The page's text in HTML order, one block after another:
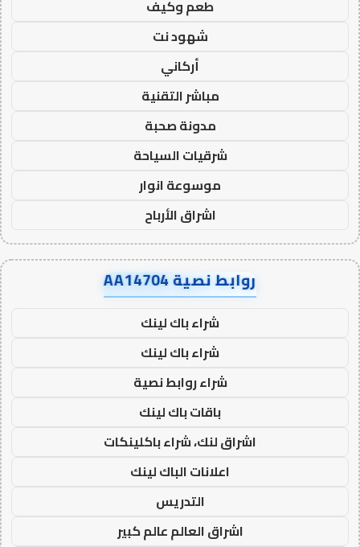
طعم وكيف
شهود نت
أركاني
مباشر التقنية
مدونة صحبة
شرقيات السياحة
موسوعة انوار
اشراق الأرباح
روابط نصية AA14704
شراء باك لينك
شراء باك لينك
شراء روابط نصية
باقات باك لينك
اشراق لنك، شراء باكلينكات
اعلانات الباك لينك
التدريس
اشراق العالم عالم كبير